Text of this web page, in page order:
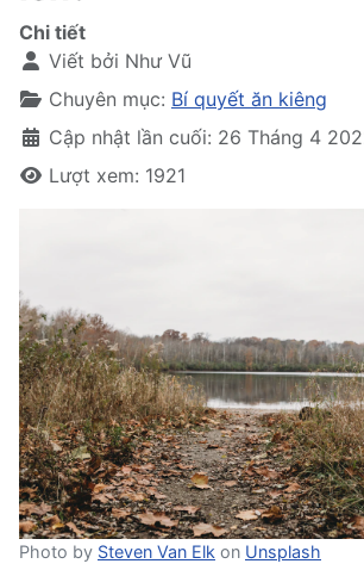
Chi tiết
Viết bởi Như Vũ
Chuyên mục: Bí quyết ăn kiêng
Cập nhật lần cuối: 26 Tháng 4
Lượt xem: 1921
Photo by Steven Van Elk on Unsplash